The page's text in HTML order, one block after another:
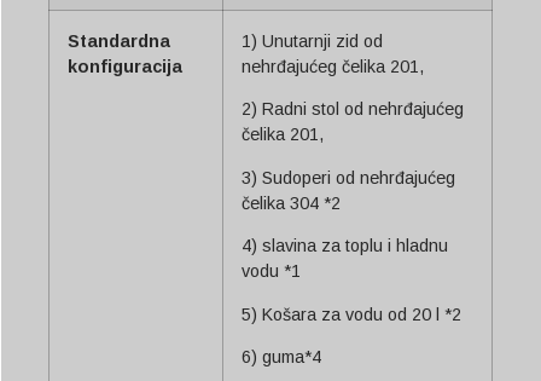
Standardna
konfiguracija
1) Unutarnji zid od
nehrđajućeg čelika 201,
2) Radni stol od nehrđajućeg
čelika 201,
3) Sudoperi od nehrđajućeg
čelika 304 *2
4) slavina za toplu i hladnu
vodu *1
5) Košara za vodu od 20 l *2
6) guma*4